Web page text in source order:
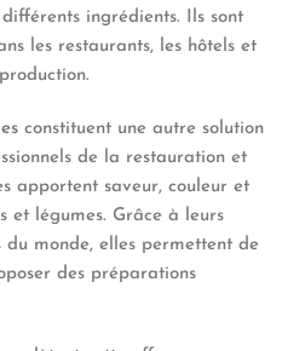
ingrédients. Ils sont
les restaurants, les hôtels et
constituent une autre solution
de la restauration et
apportent saveur, couleur et
et légumes. Grâce à leurs
du monde, elles permettent de
des préparations